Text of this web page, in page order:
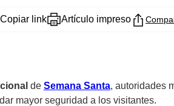
Copiar link Artículo impreso
de Semana Santa, autoridades
mayor seguridad a los visitantes.